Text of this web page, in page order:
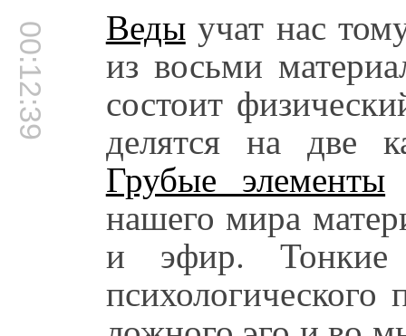
00:12:39 Ведыучат нас
из восьми
состоит
делятся на две
Грубые элементы
нашего мира
и эфир.
психологического